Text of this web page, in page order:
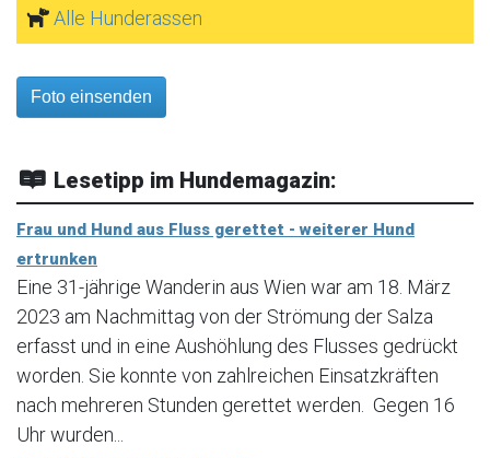
Alle Hunderassen
Foto einsenden
Lesetipp im Hundemagazin:
Frau und Hund aus Fluss gerettet - weiterer Hund
ertrunken
Eine 31-jährige Wanderin aus Wien war am 18. März
2023 am Nachmittag von der Strömung der Salza
erfasst und in eine Aushöhlung des Flusses gedrückt
worden. Sie konnte von zahlreichen Einsatzkräften
nach mehreren Stunden gerettet werden. Gegen 16
Uhr wurden...